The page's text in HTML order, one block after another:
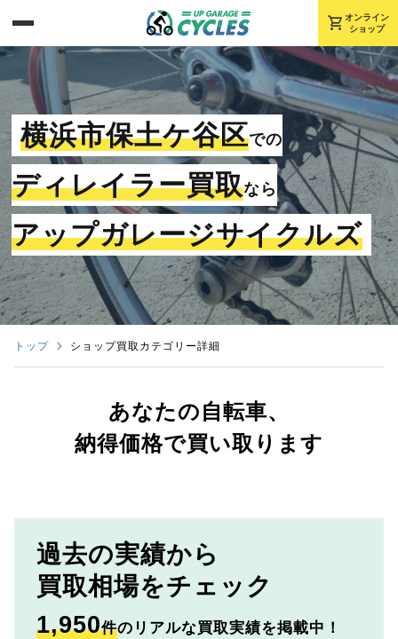
shopping_cart オンライン
ショップ
横浜市保土ケ谷区での
ディレイラー買取なら
アップガレージサイクルズ
トップ ショップ買取カテゴリー詳細
あなたの自転車、
納得価格で買い取ります
過去の実績から
買取相場をチェック
1,950件のリアルな買取実績を掲載中！